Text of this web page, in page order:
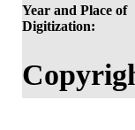
Year and Place of
Digitization: